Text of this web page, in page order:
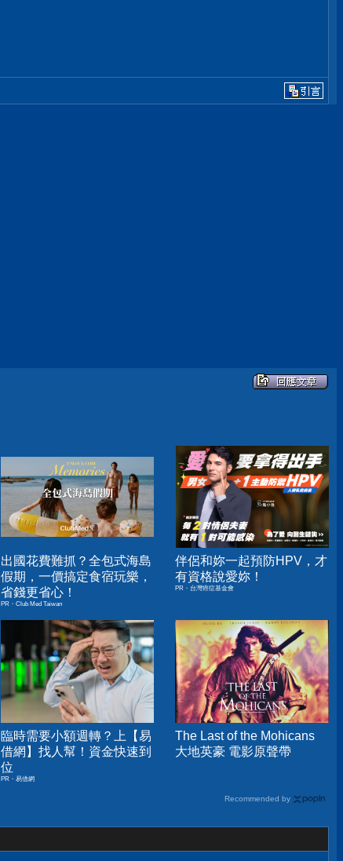
出國花費難抓？全包式海島
假期，一價搞定食宿玩樂，
省錢更省心！
PR・Club Med Taiwan
伴侶和妳一起預防HPV，才
有資格說愛妳！
PR・台灣癌症基金會
臨時需要小額週轉？上【易
借網】找人幫！資金快速到
位
PR・易借網
The Last of the Mohicans
大地英豪 電影原聲帶
Recommended by